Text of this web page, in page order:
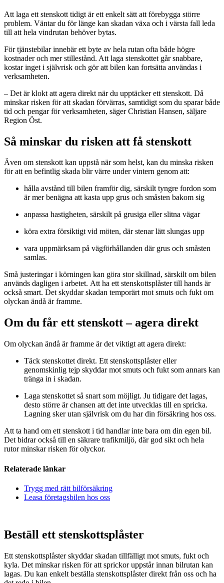
Att laga ett stenskott tidigt är ett enkelt sätt att förebygga större
problem. Väntar du för länge kan skadan växa och i värsta fall leda
till att hela vindrutan behöver bytas.
För tjänstebilar innebär ett byte av hela rutan ofta både högre
kostnader och mer stillestånd. Att laga stenskottet går snabbare,
kostar inget i självrisk och gör att bilen kan fortsätta användas i
verksamheten.
– Det är klokt att agera direkt när du upptäcker ett stenskott. Då
minskar risken för att skadan förvärras, samtidigt som du sparar både
tid och pengar för verksamheten, säger Christian Hansen, säljare
Region Öst.
Så minskar du risken att få stenskott
Även om stenskott kan uppstå när som helst, kan du minska risken
för att en befintlig skada blir värre under vintern genom att:
hålla avstånd till bilen framför dig, särskilt tyngre fordon som
är mer benägna att kasta upp grus och småsten bakom sig
anpassa hastigheten, särskilt på grusiga eller slitna vägar
köra extra försiktigt vid möten, där stenar lätt slungas upp
vara uppmärksam på vägförhållanden där grus och småsten
samlas.
Små justeringar i körningen kan göra stor skillnad, särskilt om bilen
används dagligen i arbetet. Att ha ett stenskottsplåster till hands är
också smart. Det skyddar skadan temporärt mot smuts och fukt om
olyckan ändå är framme.
Om du får ett stenskott – agera direkt
Om olyckan ändå är framme är det viktigt att agera direkt:
Täck stenskottet direkt. Ett stenskottsplåster eller
genomskinlig tejp skyddar mot smuts och fukt som annars kan
tränga in i skadan.
Laga stenskottet så snart som möjligt. Ju tidigare det lagas,
desto större är chansen att det inte utvecklas till en spricka.
Lagning sker utan självrisk om du har din försäkring hos oss.
Att ta hand om ett stenskott i tid handlar inte bara om din egen bil.
Det bidrar också till en säkrare trafikmiljö, där god sikt och hela
rutor minskar risken för olyckor.
Relaterade länkar
Trygg med rätt bilförsäkring
Leasa företagsbilen hos oss
Beställ ett stenskottsplåster
Ett stenskottsplåster skyddar skadan tillfälligt mot smuts, fukt och
kyla. Det minskar risken för att sprickor uppstår innan bilrutan kan
lagas. Du kan enkelt beställa stenskottsplåster direkt från oss och ha